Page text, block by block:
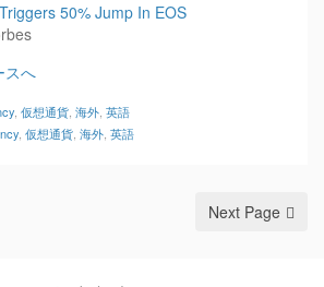
50% Jump In EOS
スへ
仮想通貨 海外 英語
仮想通貨 海外 英語
Next Page